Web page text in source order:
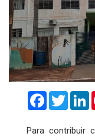
Facebook
Para contribuir